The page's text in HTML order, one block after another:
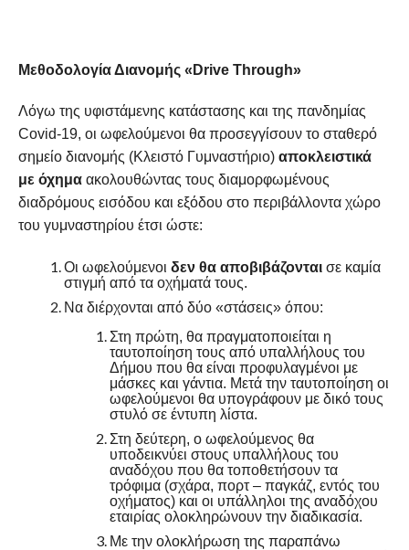
Μεθοδολογία Διανομής « Drive Through»
Λόγω της υφιστάμενης κατάστασης και της πανδημίας
Covid-19, οι ωφελούμενοι θα προσεγγίσουν το σταθερό
σημείο διανομής (Κλειστό Γυμναστήριο) αποκλειστικά
με όχημαακολουθώντας τους διαμορφωμένους
διαδρόμους εισόδου και εξόδου στο περιβάλλοντα χώρο
του γυμναστηρίου έτσι ώστε:
Οι ωφελούμενοι δεν θα αποβιβάζονταισε καμία
στιγμή από τα οχήματά τους.
Να διέρχονται από δύο «στάσεις» όπου:
Στη πρώτη, θα πραγματοποιείται η
ταυτοποίηση τους από υπαλλήλους του
Δήμου που θα είναι προφυλαγμένοι με
μάσκες και γάντια. Μετά την ταυτοποίηση οι
ωφελούμενοι θα υπογράφουν με δικό τους
στυλό σε έντυπη λίστα.
Στη δεύτερη, ο ωφελούμενος θα
υποδεικνύει στους υπαλλήλους του
αναδόχου που θα τοποθετήσουν τα
τρόφιμα (σχάρα, πορτ – παγκάζ, εντός του
οχήματος) και οι υπάλληλοι της αναδόχου
εταιρίας ολοκληρώνουν την διαδικασία.
Με την ολοκλήρωση της παραπάνω